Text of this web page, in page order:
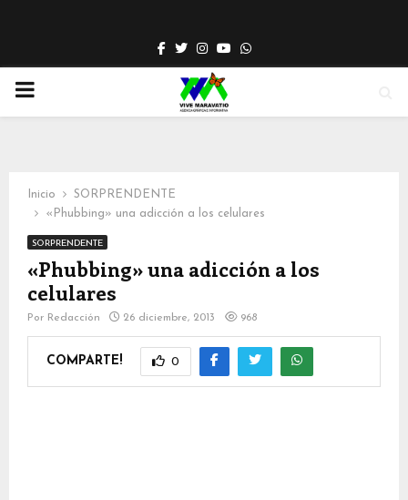
Facebook
TwitterInstagram
YoutubeWhatsapp
PRIMARY
Inicio
SORPRENDENTE
«Phubbing» una adicción a los celulares
SORPRENDENTE
«Phubbing» una adicción a los
celulares
Por Redacción 26 diciembre, 2013 968
COMPARTE! 0